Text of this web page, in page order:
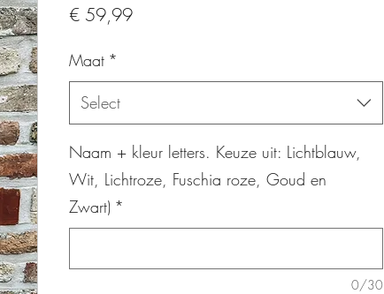
€ 59,99Price
Maat *
Select
Naam + kleur letters. Keuze uit: Lichtblauw,
Wit, Lichtroze, Fuschia roze, Goud en
Zwart) *
0/30